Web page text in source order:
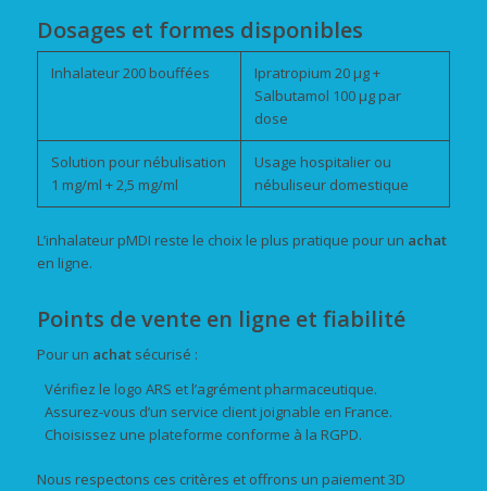
Dosages et formes disponibles
Inhalateur 200 bouffées
Ipratropium 20 µg +
Salbutamol 100 µg par
dose
Solution pour nébulisation
1 mg/ml + 2,5 mg/ml
Usage hospitalier ou
nébuliseur domestique
L’inhalateur pMDI reste le choix le plus pratique pour un achat
en ligne.
Points de vente en ligne et fiabilité
Pour un achatsécurisé :
Vérifiez le logo ARS et l’agrément pharmaceutique.
Assurez-vous d’un service client joignable en France.
Choisissez une plateforme conforme à la RGPD.
Nous respectons ces critères et offrons un paiement 3D